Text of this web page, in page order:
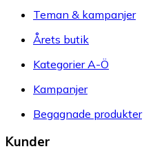
Teman & kampanjer
Årets butik
Kategorier A-Ö
Kampanjer
Begagnade produkter
Kunder